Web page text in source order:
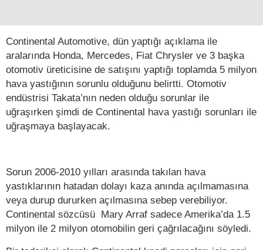
Continental Automotive, dün yaptığı açıklama ile
aralarında Honda, Mercedes, Fiat Chrysler ve 3 başka
otomotiv üreticisine de satışını yaptığı toplamda 5 milyon
hava yastığının sorunlu olduğunu belirtti. Otomotiv
endüstrisi Takata’nın neden olduğu sorunlar ile
uğraşırken şimdi de Continental hava yastığı sorunları ile
uğraşmaya başlayacak.
Sorun 2006-2010 yılları arasında takılan hava
yastıklarının hatadan dolayı kaza anında açılmamasına
veya durup dururken açılmasına sebep verebiliyor.
Continental sözcüsü Mary Arraf sadece Amerika’da 1.5
milyon ile 2 milyon otomobilin geri çağrılacağını söyledi.